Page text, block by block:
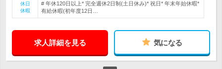
休日
休暇
# 年休120日以上* 完全週休2日制(土日休み)* 祝日* 年末年始休暇*
有給休暇(初年度12日…
求人詳細を見る 気になる